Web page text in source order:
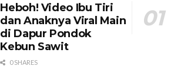
Heboh! Video Ibu Tiri
dan Anaknya Viral Main
di Dapur Pondok
Kebun Sawit
0 SHARES